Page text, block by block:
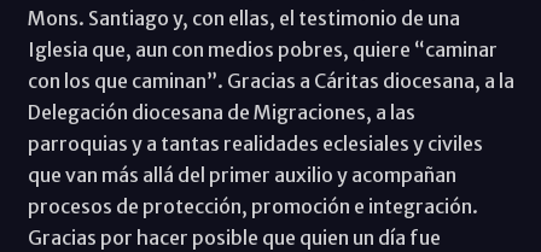
Mons. Santiago y, con ellas, el testimonio de una
Iglesia que, aun con medios pobres, quiere “caminar
con los que caminan”. Gracias a Cáritas diocesana, a la
Delegación diocesana de Migraciones, a las
parroquias y a tantas realidades eclesiales y civiles
que van más allá del primer auxilio y acompañan
procesos de protección, promoción e integración.
Gracias por hacer posible que quien un día fue